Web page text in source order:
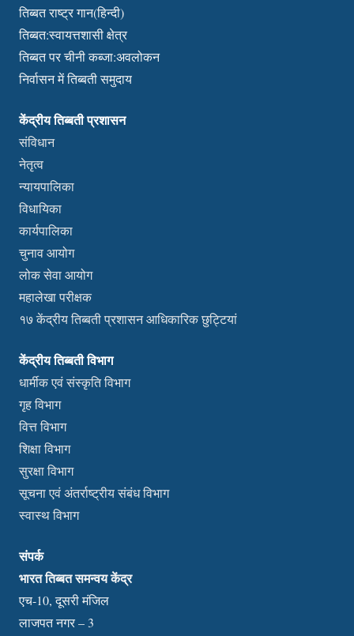
तिब्बत राष्ट्र गान(हिन्दी)
तिब्बत:स्वायत्तशासी क्षेत्र
तिब्बत पर चीनी कब्जा:अवलोकन
निर्वासन में तिब्बती समुदाय
केंद्रीय तिब्बती प्रशासन
संविधान
नेतृत्व
न्यायपालिका
विधायिका
कार्यपालिका
चुनाव आयोग
लोक सेवा आयोग
महालेखा परीक्षक
१७ केंद्रीय तिब्बती प्रशासन आधिकारिक छुट्टियां
केंद्रीय तिब्बती विभाग
धार्मीक एवं संस्कृति विभाग
गृह विभाग
वित्त विभाग
शिक्षा विभाग
सुरक्षा विभाग
सूचना एवं अंतर्राष्ट्रीय संबंध विभाग
स्वास्थ विभाग
संपर्क
भारत तिब्बत समन्वय केंद्र
एच-10, दूसरी मंजिल
लाजपत नगर – 3